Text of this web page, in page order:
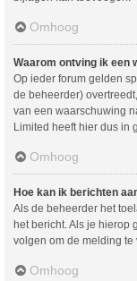
Omhoog
Waarom ontving ik een
Op ieder forum gelden
de beheerder)
van een waarschuwing
Limited heeft hier dus in
Omhoog
Hoe kan ik berichten
Als de beheerder het
het bericht. Als je hierop
volgen om de melding te
Omhoog